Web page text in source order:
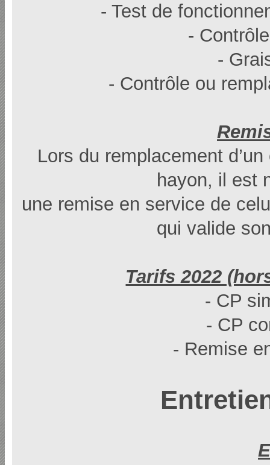
- Test de
-
-
- Contrôle ou
Lors du remplacement
hayon, il est
une remise en service de
qui valide
Tarifs 2022
- CP
- CP
- Remise